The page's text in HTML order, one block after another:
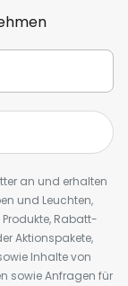
an und erhalten
und Leuchten,
Rabatt-
Aktionspakete,
Inhalte von
sowie Anfragen für